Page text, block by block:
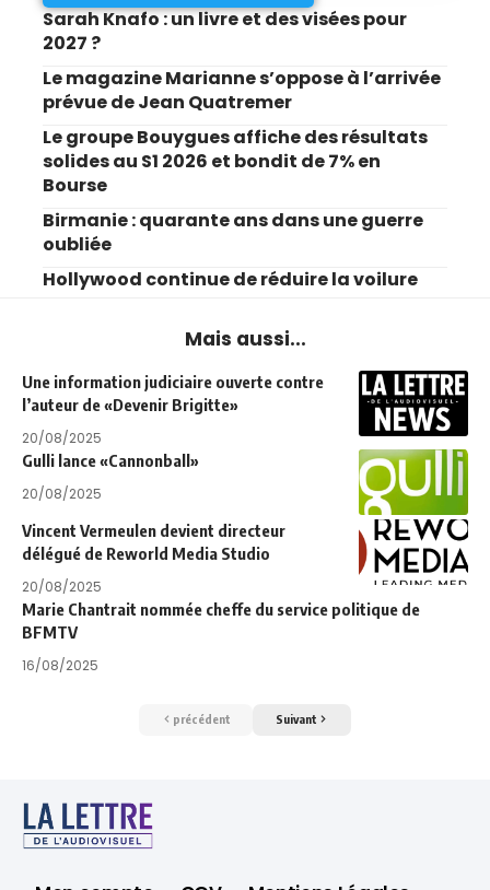
Sarah Knafo : un livre et des visées pour
2027 ?
Le magazine Marianne s’oppose à l’arrivée
prévue de Jean Quatremer
Le groupe Bouygues affiche des résultats
solides au S1 2026 et bondit de 7% en
Bourse
Birmanie : quarante ans dans une guerre
oubliée
Hollywood continue de réduire la voilure
Mais aussi...
Une information judiciaire ouverte contre
l’auteur de «Devenir Brigitte»
20/08/2025
Gulli lance «Cannonball»
20/08/2025
Vincent Vermeulen devient directeur
délégué de Reworld Media Studio
20/08/2025
Marie Chantrait nommée cheffe du service politique de
BFMTV
16/08/2025
précédent Suivant